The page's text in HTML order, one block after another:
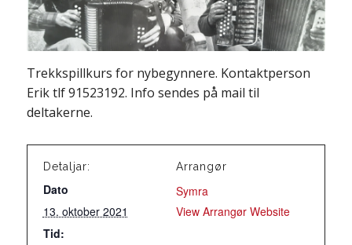
Trekkspillkurs for nybegynnere. Kontaktperson
Erik tlf 91523192. Info sendes på mail til
deltakerne.
Detaljar:
Dato
13. oktober 2021
Tid:
Arrangør
Symra
View Arrangør Website